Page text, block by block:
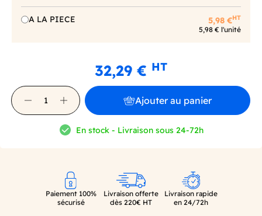
A LA PIECE 5,98 €HT
5,98 € l'unité
32,29 € HT
Ajouter au panier
En stock - Livraison sous 24-72h
Paiement 100%
sécurisé
Livraison offerte
dès 220€ HT
Livraison rapide
en 24/72h